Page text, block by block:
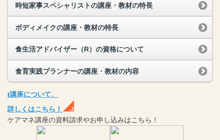
時短家事スペシャリストの講座・教材の特長
ボディメイクの講座・教材の特長
食生活アドバイザー（R）の資格について
食育実践プランナーの講座・教材の内容
t講座について、
詳しくはこちら！
ケアマネ講座の資料請求やお申し込みはこちら！